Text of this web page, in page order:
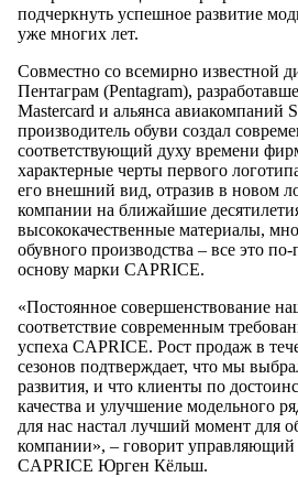
подчеркнуть успешное развитие
уже многих лет.
Совместно со всемирно известной
Пентаграм (Pentagram),
Mastercard и альянса авиакомпаний
производитель обуви создал
соответствующий духу времени
характерные черты первого
его внешний вид, отразив в новом
компании на ближайшие
высококачественные материалы,
обувного производства – все это
основу марки CAPRICE.
«Постоянное совершенствование
соответствие современным
успеха CAPRICE. Рост продаж в
сезонов подтверждает, что мы
развития, и что клиенты по
качества и улучшение модельного
для нас настал лучший момент для
компании», – говорит управляющий
CAPRICE Юрген Кёльш.